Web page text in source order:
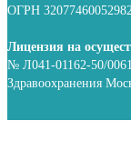
ОГРН
Лицензия на
№ Л041-01162-50/
Здравоохранения